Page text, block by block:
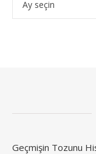
Geçmişin Tozunu